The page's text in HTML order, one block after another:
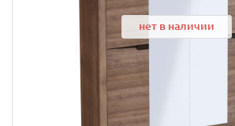
нет в наличии